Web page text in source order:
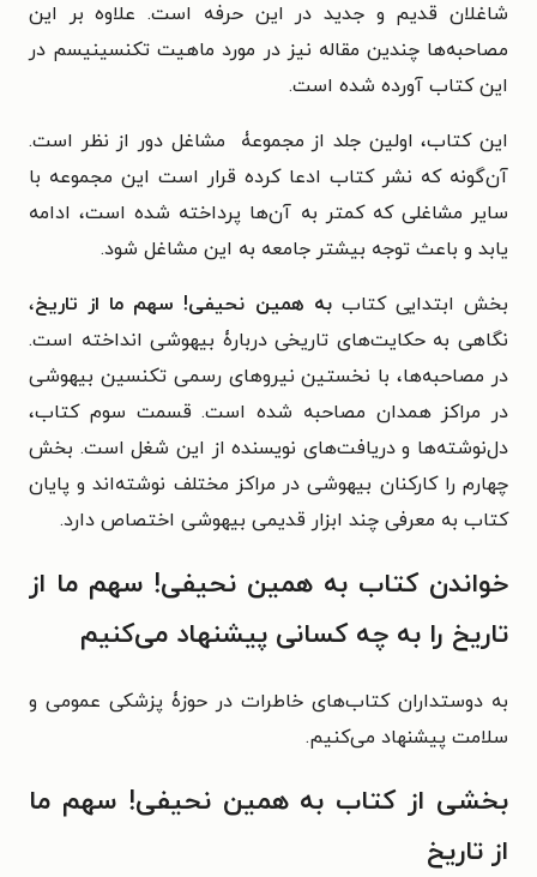
شاغلان قدیم و جدید در این حرفه است. علاوه بر این
مصاحبه‌ها چندین مقاله نیز در مورد ماهیت تکنسینیسم در
این کتاب آورده شده است.
این کتاب، اولین جلد از مجموعۀ مشاغل دور از نظر است.
آن‌گونه که نشر کتاب ادعا کرده قرار است این مجموعه با
سایر مشاغلی که کمتر به آن‌ها پرداخته شده است، ادامه
یابد و باعث توجه بیشتر جامعه به این مشاغل شود.
بخش ابتدایی کتاببه همین نحیفی! سهم ما از تاریخ،
نگاهی به حکایت‌های تاریخی دربارۀ بیهوشی انداخته است.
در مصاحبه‌ها، با نخستین نیروهای رسمی تکنسین بیهوشی
در مراکز همدان مصاحبه شده است. قسمت سوم کتاب،
دل‌نوشته‌ها و دریافت‌های نویسنده از این شغل است. بخش
چهارم را کارکنان بیهوشی در مراکز مختلف نوشته‌اند و پایان
کتاب به معرفی چند ابزار قدیمی بیهوشی اختصاص دارد.
خواندن کتاب به همین نحیفی! سهم ما از
تاریخ را به چه کسانی پیشنهاد می‌کنیم
به دوستداران کتاب‌های خاطرات در حوزۀ پزشکی عمومی و
سلامت پیشنهاد می‌کنیم.
بخشی از کتاب به همین نحیفی! سهم ما
از تاریخ